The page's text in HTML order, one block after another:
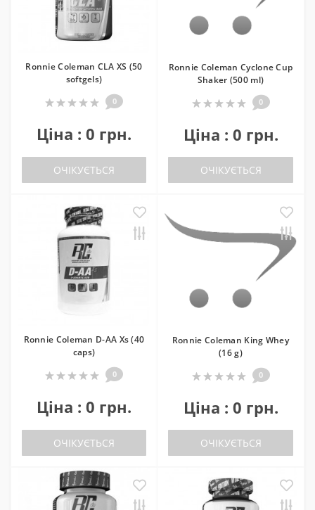
Ronnie Coleman CLA XS (50
softgels)
0
Ціна : 0 грн.
ОЧІКУЄТЬСЯ
Ronnie Coleman Cyclone Cup
Shaker (500 ml)
0
Ціна : 0 грн.
ОЧІКУЄТЬСЯ
Ronnie Coleman D-AA Xs (40
caps)
0
Ціна : 0 грн.
ОЧІКУЄТЬСЯ
Ronnie Coleman King Whey
(16 g)
0
Ціна : 0 грн.
ОЧІКУЄТЬСЯ